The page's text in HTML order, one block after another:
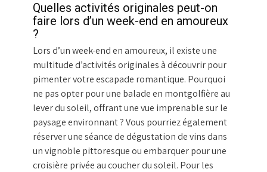
Quelles activités originales peut-on
faire lors d’un week-end en amoureux
?
Lors d’un week-end en amoureux, il existe une
multitude d’activités originales à découvrir pour
pimenter votre escapade romantique. Pourquoi
ne pas opter pour une balade en montgolfière au
lever du soleil, offrant une vue imprenable sur le
paysage environnant ? Vous pourriez également
réserver une séance de dégustation de vins dans
un vignoble pittoresque ou embarquer pour une
croisière privée au coucher du soleil. Pour les